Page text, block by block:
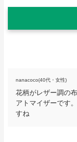
nanacoco(40代・女性)
花柄がレザー調の
アトマイザーです
すね